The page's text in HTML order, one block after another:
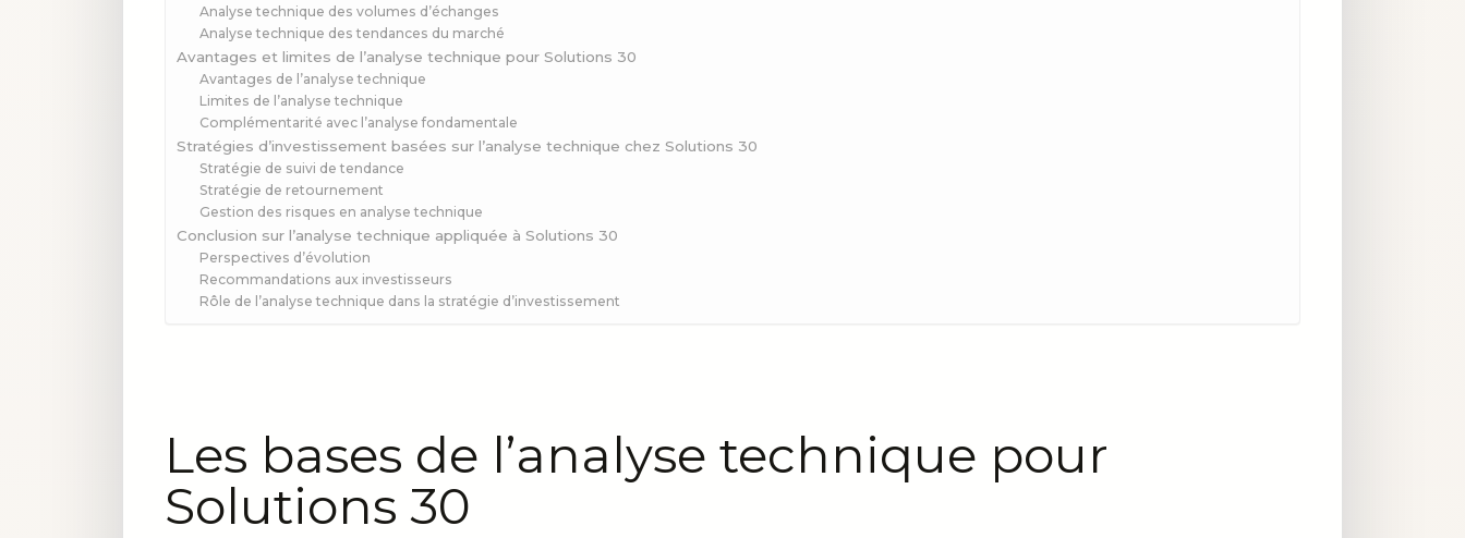
Analyse technique des volumes d’échanges
Analyse technique des tendances du marché
Avantages et limites de l’analyse technique pour Solutions 30
Avantages de l’analyse technique
Limites de l’analyse technique
Complémentarité avec l’analyse fondamentale
Stratégies d’investissement basées sur l’analyse technique chez Solutions 30
Stratégie de suivi de tendance
Stratégie de retournement
Gestion des risques en analyse technique
Conclusion sur l’analyse technique appliquée à Solutions 30
Perspectives d’évolution
Recommandations aux investisseurs
Rôle de l’analyse technique dans la stratégie d’investissement
Les bases de l’analyse technique pour
Solutions 30